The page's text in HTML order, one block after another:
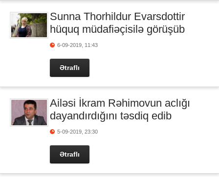
Sunna Thorhildur Evarsdottir
hüquq müdafiəçisilə görüşüb
6-09-2019, 11:43
Ətraflı
Ailəsi İkram Rəhimovun aclığı
dayandırdığını təsdiq edib
5-09-2019, 23:30
Ətraflı